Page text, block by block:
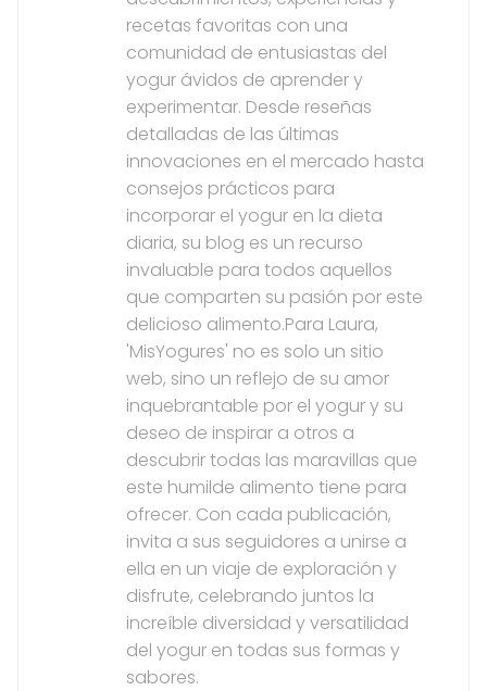
recetas favoritas con una
comunidad de entusiastas del
yogur ávidos de aprender y
experimentar. Desde reseñas
detalladas de las últimas
innovaciones en el mercado hasta
consejos prácticos para
incorporar el yogur en la dieta
diaria, su blog es un recurso
invaluable para todos aquellos
que comparten su pasión por este
delicioso alimento.Para Laura,
'MisYogures' no es solo un sitio
web, sino un reflejo de su amor
inquebrantable por el yogur y su
deseo de inspirar a otros a
descubrir todas las maravillas que
este humilde alimento tiene para
ofrecer. Con cada publicación,
invita a sus seguidores a unirse a
ella en un viaje de exploración y
disfrute, celebrando juntos la
increíble diversidad y versatilidad
del yogur en todas sus formas y
sabores.